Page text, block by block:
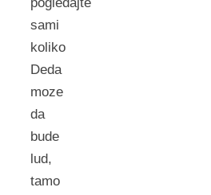
sami
koliko
Deda
moze
da
bude
lud,
tamo